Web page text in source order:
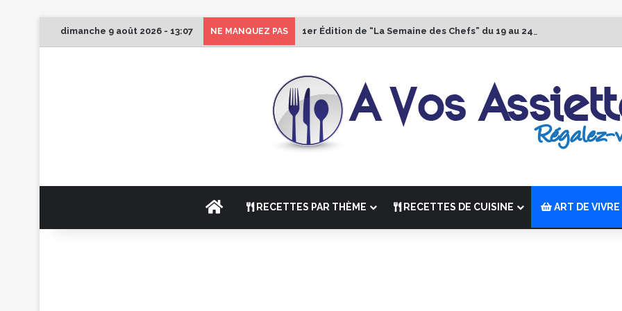
dimanche 9 août 2026 - 13:07 NE MANQUEZ PAS 1er Édition de “La Semaine des Chefs” du 19 au 24 octobre 2026
ACCUEILRECETTES PAR THÈME RECETTES DE CUISINE ART DE VIVRE